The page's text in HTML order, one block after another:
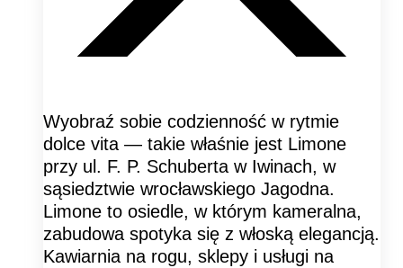
Wyobraź sobie codzienność w rytmie
dolce vita — takie właśnie jest Limone
przy ul. F. P. Schuberta w Iwinach, w
sąsiedztwie wrocławskiego Jagodna.
Limone to osiedle, w którym kameralna,
zabudowa spotyka się z włoską elegancją.
Kawiarnia na rogu, sklepy i usługi na